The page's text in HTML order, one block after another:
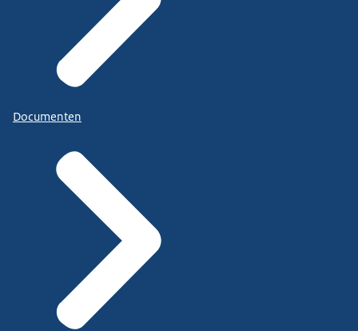
Documenten